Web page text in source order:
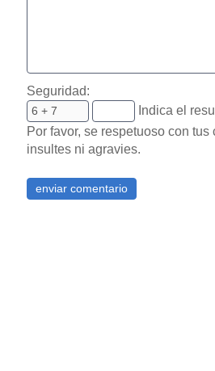
Seguridad:
Indica el
Por favor, se respetuoso con tus
insultes ni agravies.